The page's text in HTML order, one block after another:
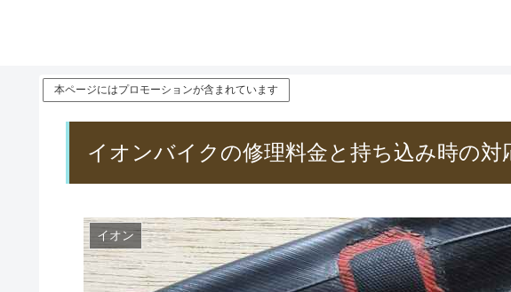
本ページにはプロモーションが含まれています
イオンバイクの修理料金と持ち込み時の対
イオン